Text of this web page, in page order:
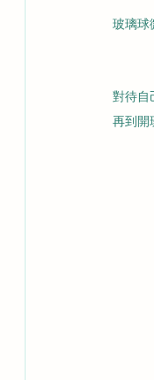
玻璃球
對待自
再到開